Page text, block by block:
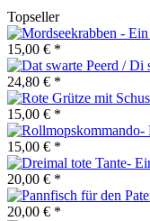
Topseller
15,00 € *
24,80 € *
15,00 € *
15,00 € *
20,00 € *
20,00 € *